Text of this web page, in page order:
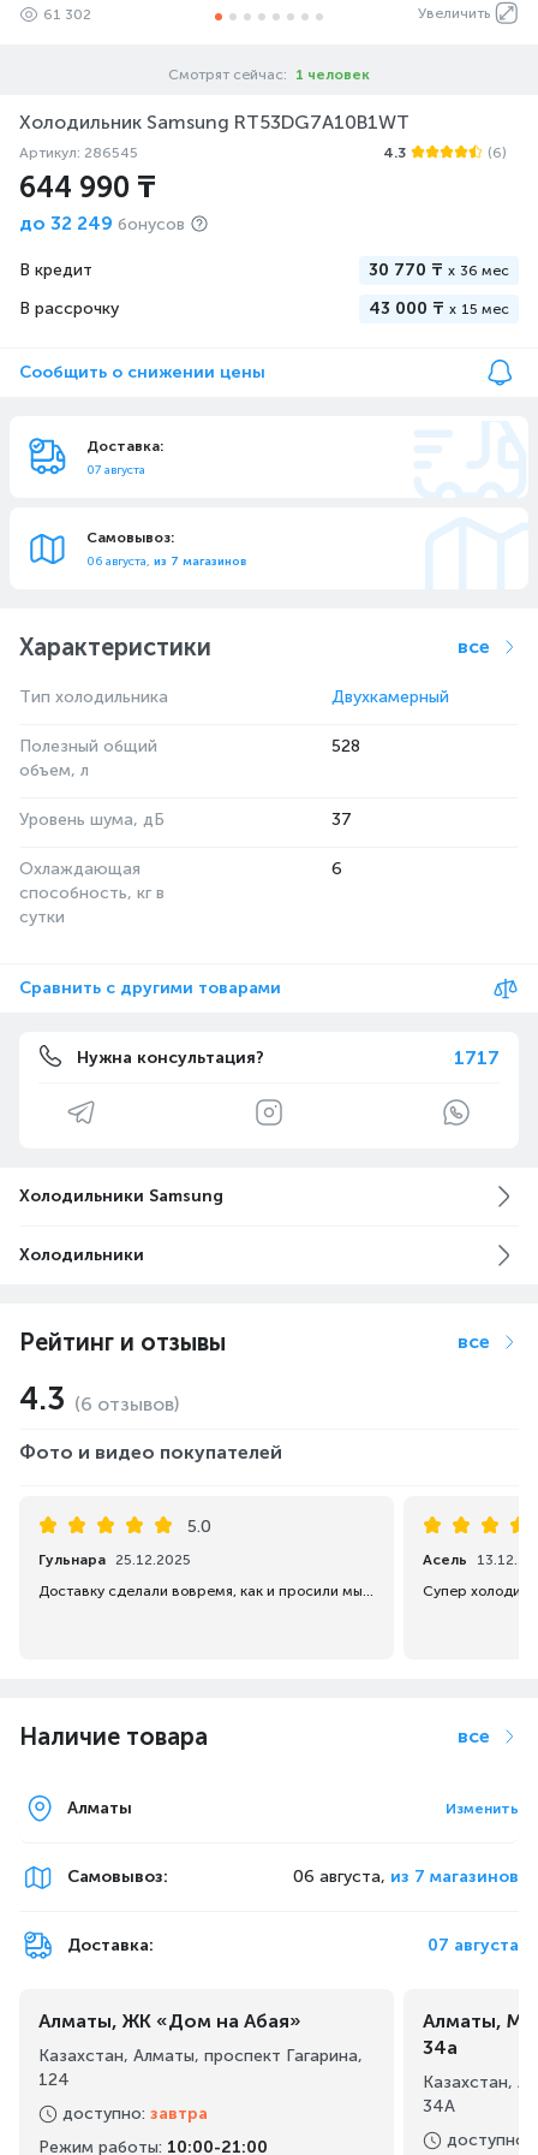
Увеличить
61 302
Смотрят сейчас: 1 человек
Холодильник Samsung RT53DG7A10B1WT
Артикул: 286545 4.3 (6)
644 990 ₸
до 32 249 бонусов
В кредит 30 770 ₸ x 36 мес
В рассрочку 43 000 ₸ x 15 мес
Сообщить о снижении цены
Доставка:
07 августа
Самовывоз:
06 августа, из 7 магазинов
Характеристики все
Тип холодильника Двухкамерный
Полезный общий
объем, л
528
Уровень шума, дБ 37
Охлаждающая
способность, кг в
cутки
6
Сравнить с другими товарами
Нужна консультация? 1717
Холодильники Samsung
Холодильники
Рейтинг и отзывы все
4.3 (6 отзывов)
Фото и видео покупателей
5.0
Гульнара 25.12.2025
Доставку сделали вовремя, как и просили мы в рабочие часы до 18. 00. Холодильник отличный, очень вместительный Надеюсь прослужит долго, спасибо Каспи Магазин!
Асель
Наличие товара все
Алматы Изменить
Самовывоз: 06 августа, из 7 магазинов
Доставка: 07 августа
Алматы, ЖК «Дом на Абая»
Казахстан, Алматы, проспект Гагарина,
124
доступно: завтра
Режим работы: 10:00-21:00
Алматы,
34а
Казахстан,
34А
доступно